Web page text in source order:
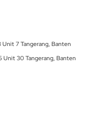
7 Tangerang, Banten
Unit 30 Tangerang, Banten